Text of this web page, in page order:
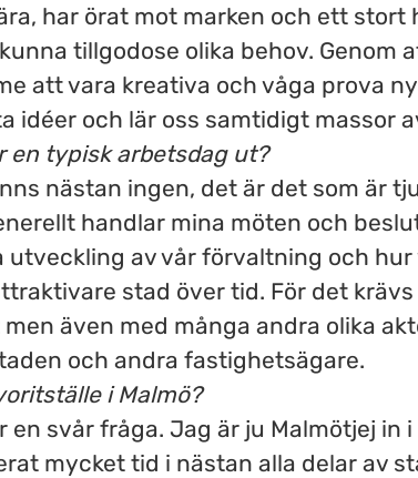
har örat mot marken och ett
tillgodose olika behov. Genom
att vara kreativa och våga prova
idéer och lär oss samtidigt massor
en typisk arbetsdag ut?
nästan ingen, det är det som är
handlar mina möten och
utveckling av vår förvaltning och hur
stad över tid. För det
även med många andra olika
och andra fastighetsägare.
i Malmö?
en svår fråga. Jag är ju Malmötjej in
mycket tid i nästan alla delar av